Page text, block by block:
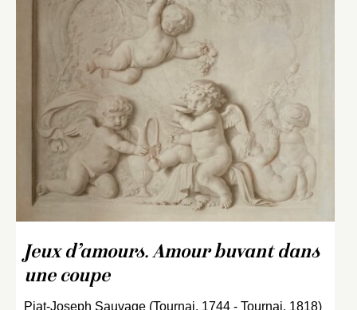
Jeux d’amours. Amour buvant dans
une coupe
Piat-Joseph Sauvage (Tournai, 1744 - Tournai, 1818)